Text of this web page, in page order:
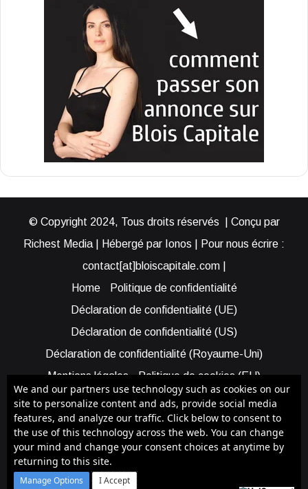
© Copyright 2024, Tous droits réservés | Conçu par
Richest Media | Hébergé par Ionos | Pour nous écrire :
contact[at]bloiscapitale.com |
Home
Politique de confidentialité
Déclaration de confidentialité (UE)
Déclaration de confidentialité (US)
Déclaration de confidentialité (Royaume-Uni)
Mentions légales
Politique de cookies (EU)
Cookie Policy (AUS)
Cookie Policy (US)
Qui sommes-nous ?
Participer à Blois Capitale
Bénéficier d’une assistance
Facebook
X
We and our partners use technology such as cookies on our
site to personalize content and ads, provide social media
features, and analyze our traffic. Click below to consent to
the use of this technology across the web. You can change
your mind and change your consent choices at anytime by
returning to this site.
Manage Options I Accept